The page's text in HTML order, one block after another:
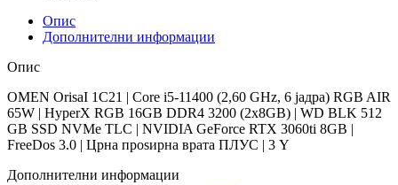
Опис
Дополнителни информации
Опис
OMEN OrisaI 1C21 | Core i5-11400 (2,60 GHz, 6 јадра) RGB AIR
65W | HyperX RGB 16GB DDR4 3200 (2x8GB) | WD BLK 512
GB SSD NVMe TLC | NVIDIA GeForce RTX 3060ti 8GB |
FreeDos 3.0 | Црна проѕирна врата ПЛУС | 3 Y
Дополнителни информации